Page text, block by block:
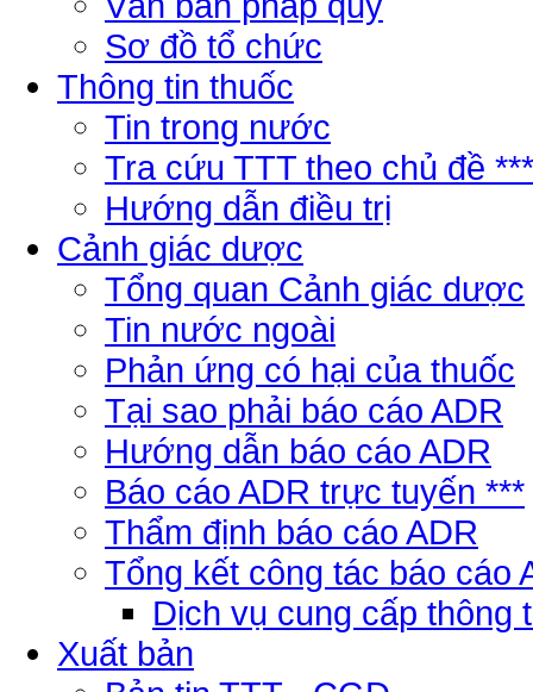
Sơ đồ tổ chức
Thông tin thuốc
Tin trong nước
Tra cứu TTT theo chủ đề ***
Hướng dẫn điều trị
Cảnh giác dược
Tổng quan Cảnh giác dược
Tin nước ngoài
Phản ứng có hại của thuốc
Tại sao phải báo cáo ADR
Hướng dẫn báo cáo ADR
Báo cáo ADR trực tuyến ***
Thẩm định báo cáo ADR
Tổng kết công tác báo cáo
Dịch vụ cung cấp thông
Xuất bản